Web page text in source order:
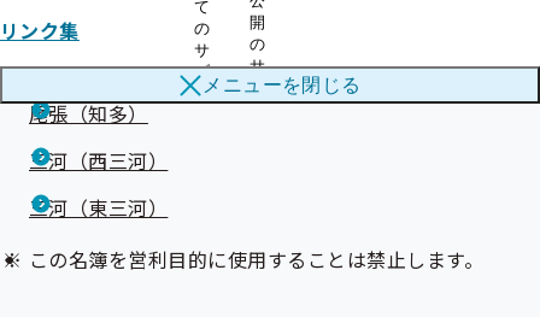
て
の
サ
ブ
メ
開
の
サ
ブ
メ
リンク集
メニューを閉じる
尾張（海部）
尾張（尾張）
尾張（知多）
三河（西三河）
三河（東三河）
この名簿を営利目的に使用することは禁止します。